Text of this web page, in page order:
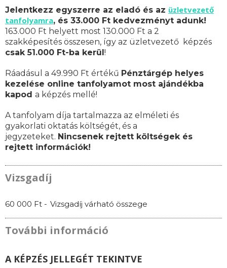
Jelentkezz egyszerre az eladó és az üzletvezető
tanfolyamra, és 33.000 Ft kedvezményt adunk!
163.000 Ft helyett most 130.000 Ft a 2
szakképesítés összesen, így az üzletvezető képzés
csak 51.000 Ft-ba kerül !
Ráadásul a 49.990 Ft értékű Pénztárgép helyes
kezelése online tanfolyamot most ajándékba
kapod a képzés mellé!
A tanfolyam díja tartalmazza az elméleti és
gyakorlati oktatás költségét, és a
jegyzeteket. Nincsenek rejtett költségek és
rejtett információk!
Vizsgadíj
60 000 Ft - Vizsgadíj várható összege
További információ
A KÉPZÉS JELLEGÉT TEKINTVE